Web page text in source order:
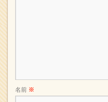
名前 ※